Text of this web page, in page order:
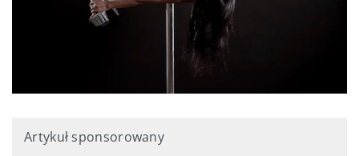
Artykuł sponsorowany